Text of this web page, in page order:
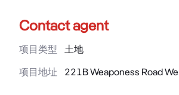
Contact agent
项目类型
土地
项目地址
221B Weaponess Road